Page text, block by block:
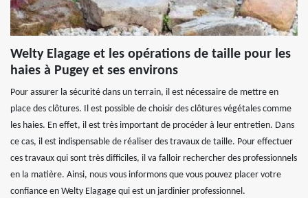
Welty Elagage et les opérations de taille pour les
haies à Pugey et ses environs
Pour assurer la sécurité dans un terrain, il est nécessaire de mettre en
place des clôtures. Il est possible de choisir des clôtures végétales comme
les haies. En effet, il est très important de procéder à leur entretien. Dans
ce cas, il est indispensable de réaliser des travaux de taille. Pour effectuer
ces travaux qui sont très difficiles, il va falloir rechercher des professionnels
en la matière. Ainsi, nous vous informons que vous pouvez placer votre
confiance en Welty Elagage qui est un jardinier professionnel.